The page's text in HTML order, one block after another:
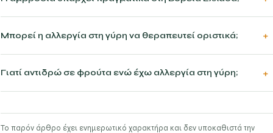
Μπορεί η αλλεργία στη γύρη να θεραπευτεί οριστικά;
Γιατί αντιδρώ σε φρούτα ενώ έχω αλλεργία στη γύρη;
Το παρόν άρθρο έχει ενημερωτικό χαρακτήρα και δεν υποκαθιστά την